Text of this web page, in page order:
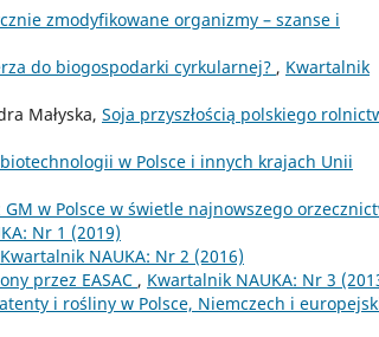
zmodyfikowane organizmy – szanse i
do biogospodarki cyrkularnej? , Kwartalnik
Małyska, Soja przyszłością polskiego
w Polsce i innych krajach Unii
w Polsce w świetle najnowszego
Nr 1 (2019)
Kwartalnik NAUKA: Nr 2 (2016)
przez EASAC , Kwartalnik NAUKA: Nr 3
i rośliny w Polsce, Niemczech i